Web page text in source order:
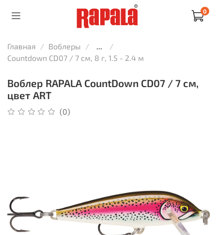
0
Главная Воблеры
...
Countdown CD07 / 7 см, 8 г, 1.5 - 2.4 м
Воблер RAPALA CountDown CD07 / 7 см,
цвет ART
(0)